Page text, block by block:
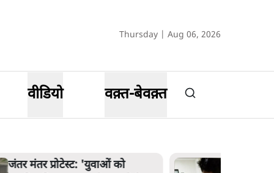
Thursday | Aug 06, 2026
वीडियो वक़्त-बेवक़्त
पेंटर प्रशांत की दर्दनाक दास्तान- जंतर